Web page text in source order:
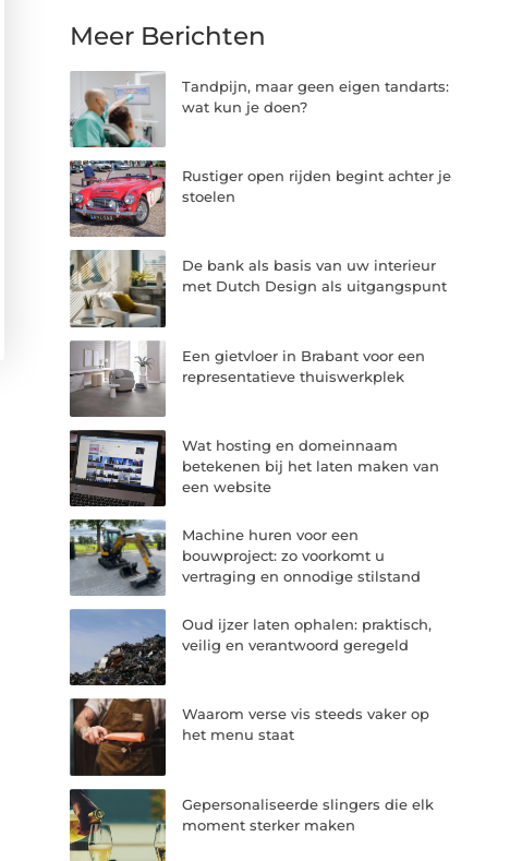
Meer Berichten
Tandpijn, maar geen eigen tandarts:
wat kun je doen?
Rustiger open rijden begint achter je
stoelen
De bank als basis van uw interieur
met Dutch Design als uitgangspunt
Een gietvloer in Brabant voor een
representatieve thuiswerkplek
Wat hosting en domeinnaam
betekenen bij het laten maken van
een website
Machine huren voor een
bouwproject: zo voorkomt u
vertraging en onnodige stilstand
Oud ijzer laten ophalen: praktisch,
veilig en verantwoord geregeld
Waarom verse vis steeds vaker op
het menu staat
Gepersonaliseerde slingers die elk
moment sterker maken